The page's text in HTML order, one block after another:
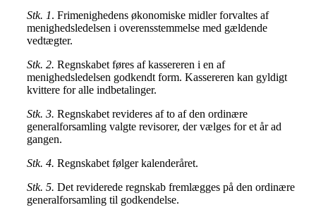
Stk. 1. Frimenighedens økonomiske midler forvaltes af
menighedsledelsen i overensstemmelse med gældende
vedtægter.
Stk. 2. Regnskabet føres af kassereren i en af
menighedsledelsen godkendt form. Kassereren kan gyldigt
kvittere for alle indbetalinger.
Stk. 3. Regnskabet revideres af to af den ordinære
generalforsamling valgte revisorer, der vælges for et år ad
gangen.
Stk. 4. Regnskabet følger kalenderåret.
Stk. 5. Det reviderede regnskab fremlægges på den ordinære
generalforsamling til godkendelse.